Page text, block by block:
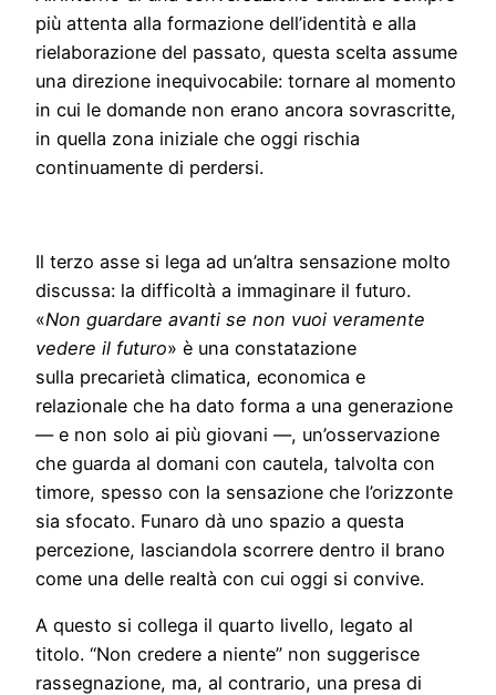
più attenta alla formazione dell’identità e alla
rielaborazione del passato, questa scelta assume
una direzione inequivocabile: tornare al momento
in cui le domande non erano ancora sovrascritte,
in quella zona iniziale che oggi rischia
continuamente di perdersi.
Il terzo asse si lega ad un’altra sensazione molto
discussa: la difficoltà a immaginare il futuro.
«Non guardare avanti se non vuoi veramente
vedere il futuro» è una constatazione
sulla precarietà climatica, economica e
relazionale che ha dato forma a una generazione
— e non solo ai più giovani —, un’osservazione
che guarda al domani con cautela, talvolta con
timore, spesso con la sensazione che l’orizzonte
sia sfocato. Funaro dà uno spazio a questa
percezione, lasciandola scorrere dentro il brano
come una delle realtà con cui oggi si convive.
A questo si collega il quarto livello, legato al
titolo. “Non credere a niente” non suggerisce
rassegnazione, ma, al contrario, una presa di